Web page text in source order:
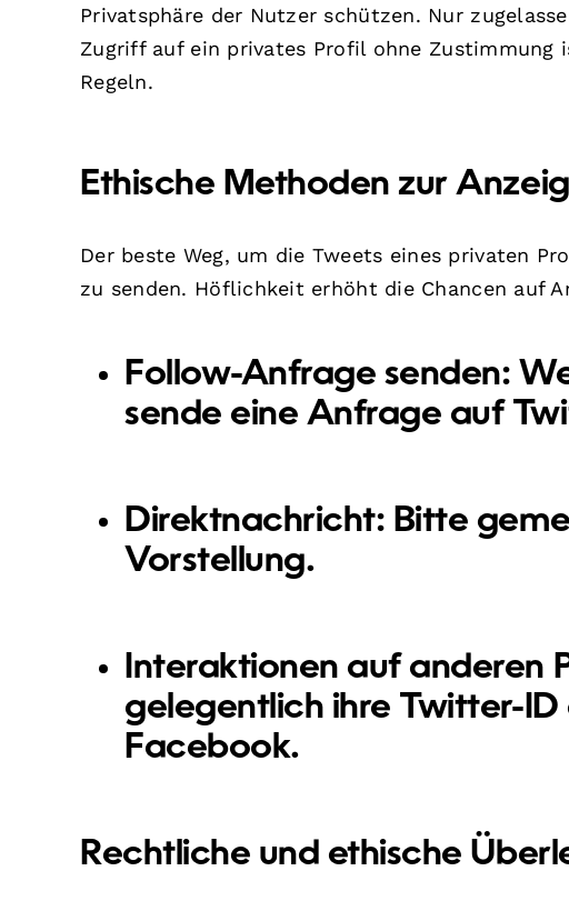
Privatsphäre der Nutzer schützen. Nur
Zugriff auf ein privates Profil ohne
Regeln.
Ethische Methoden zur
Der beste Weg, um die Tweets eines privaten
zu senden. Höflichkeit erhöht die Chancen auf
Follow-Anfrage senden:
sende eine Anfrage auf
Direktnachricht: Bitte
Vorstellung.
Interaktionen auf anderen
gelegentlich ihre Twitter-
Facebook.
Rechtliche und ethische